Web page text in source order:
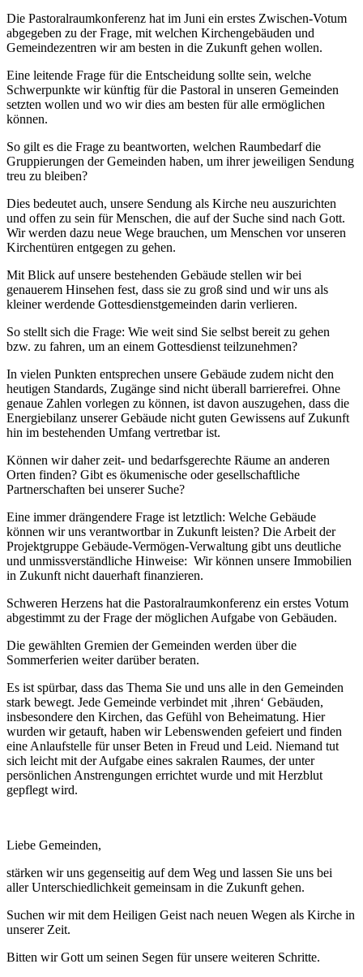
Die Pastoralraumkonferenz hat im Juni ein erstes Zwischen-Votum
abgegeben zu der Frage, mit welchen Kirchengebäuden und
Gemeindezentren wir am besten in die Zukunft gehen wollen.
Eine leitende Frage für die Entscheidung sollte sein, welche
Schwerpunkte wir künftig für die Pastoral in unseren Gemeinden
setzten wollen und wo wir dies am besten für alle ermöglichen
können.
So gilt es die Frage zu beantworten, welchen Raumbedarf die
Gruppierungen der Gemeinden haben, um ihrer jeweiligen Sendung
treu zu bleiben?
Dies bedeutet auch, unsere Sendung als Kirche neu auszurichten
und offen zu sein für Menschen, die auf der Suche sind nach Gott.
Wir werden dazu neue Wege brauchen, um Menschen vor unseren
Kirchentüren entgegen zu gehen.
Mit Blick auf unsere bestehenden Gebäude stellen wir bei
genauerem Hinsehen fest, dass sie zu groß sind und wir uns als
kleiner werdende Gottesdienstgemeinden darin verlieren.
So stellt sich die Frage: Wie weit sind Sie selbst bereit zu gehen
bzw. zu fahren, um an einem Gottesdienst teilzunehmen?
In vielen Punkten entsprechen unsere Gebäude zudem nicht den
heutigen Standards, Zugänge sind nicht überall barrierefrei. Ohne
genaue Zahlen vorlegen zu können, ist davon auszugehen, dass die
Energiebilanz unserer Gebäude nicht guten Gewissens auf Zukunft
hin im bestehenden Umfang vertretbar ist.
Können wir daher zeit- und bedarfsgerechte Räume an anderen
Orten finden? Gibt es ökumenische oder gesellschaftliche
Partnerschaften bei unserer Suche?
Eine immer drängendere Frage ist letztlich: Welche Gebäude
können wir uns verantwortbar in Zukunft leisten? Die Arbeit der
Projektgruppe Gebäude-Vermögen-Verwaltung gibt uns deutliche
und unmissverständliche Hinweise: Wir können unsere Immobilien
in Zukunft nicht dauerhaft finanzieren.
Schweren Herzens hat die Pastoralraumkonferenz ein erstes Votum
abgestimmt zu der Frage der möglichen Aufgabe von Gebäuden.
Die gewählten Gremien der Gemeinden werden über die
Sommerferien weiter darüber beraten.
Es ist spürbar, dass das Thema Sie und uns alle in den Gemeinden
stark bewegt. Jede Gemeinde verbindet mit ‚ihren‘ Gebäuden,
insbesondere den Kirchen, das Gefühl von Beheimatung. Hier
wurden wir getauft, haben wir Lebenswenden gefeiert und finden
eine Anlaufstelle für unser Beten in Freud und Leid. Niemand tut
sich leicht mit der Aufgabe eines sakralen Raumes, der unter
persönlichen Anstrengungen errichtet wurde und mit Herzblut
gepflegt wird.
Liebe Gemeinden,
stärken wir uns gegenseitig auf dem Weg und lassen Sie uns bei
aller Unterschiedlichkeit gemeinsam in die Zukunft gehen.
Suchen wir mit dem Heiligen Geist nach neuen Wegen als Kirche in
unserer Zeit.
Bitten wir Gott um seinen Segen für unsere weiteren Schritte.